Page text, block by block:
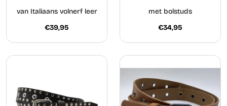
van Italiaans volnerf leer
€39,95
met bolstuds
€34,95